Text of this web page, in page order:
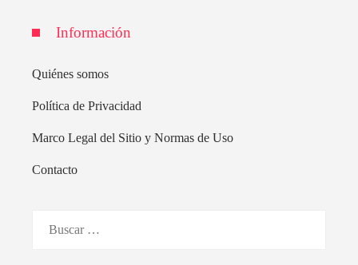
Información
Quiénes somos
Política de Privacidad
Marco Legal del Sitio y Normas de Uso
Contacto